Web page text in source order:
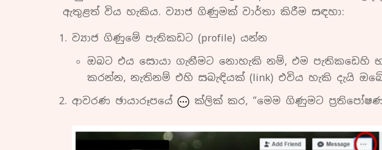
ඇතුළත් විය හැකිය. ව්‍යාජ ගිණුමක් වාර්තා කිරීම සඳහා:
ව්‍යාජ ගිණුමේ පැතිකඩට (profile) යන්න
ඔබට එය සොයා ගැනීමට නොහැකි නම්, එම පැතිකඩෙහි
කරන්න, නැතිනම් එහි සබැඳියක් (link) එවිය හැකි දැයි
ආවරණ ඡායාරූපයේ
ක්ලික් කර, “මෙම ගිණුමට